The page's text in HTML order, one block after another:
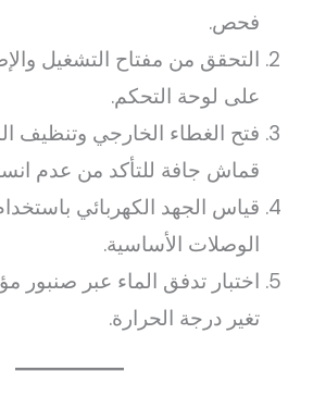
فحص.
التحقق من مفتاح التشغيل
على لوحة التحكم.
فتح الغطاء الخارجي وتنظيف
قماش جافة للتأكد من عدم
قياس الجهد الكهربائي
الوصلات الأساسية.
اختبار تدفق الماء عبر صنبور
تغير درجة الحرارة.